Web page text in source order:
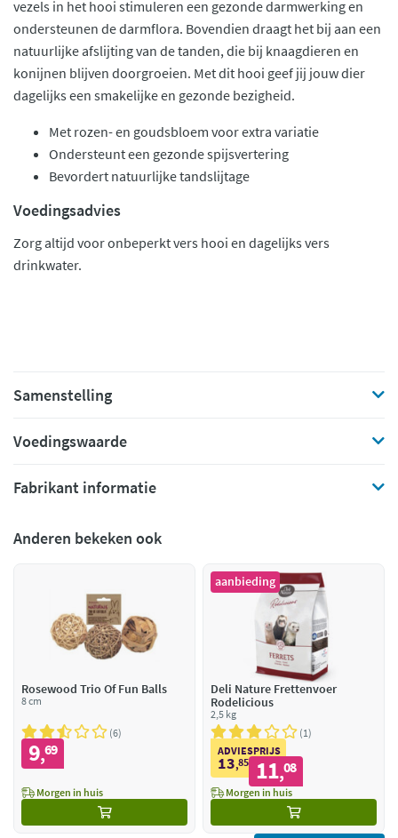
vezels in het hooi stimuleren een gezonde darmwerking en
ondersteunen de darmflora. Bovendien draagt het bij aan een
natuurlijke afslijting van de tanden, die bij knaagdieren en
konijnen blijven doorgroeien. Met dit hooi geef jij jouw dier
dagelijks een smakelijke en gezonde bezigheid.
Met rozen- en goudsbloem voor extra variatie
Ondersteunt een gezonde spijsvertering
Bevordert natuurlijke tandslijtage
Voedingsadvies
Zorg altijd voor onbeperkt vers hooi en dagelijks vers
drinkwater.
Samenstelling
Voedingswaarde
Fabrikant informatie
Anderen bekeken ook
Rosewood Trio Of Fun Balls
8 cm
6
9,69
Morgen in huis
aanbieding
Deli Nature Frettenvoer
Rodelicious
2,5 kg
1
ADVIESPRIJS
13,85 11,08
Morgen in huis